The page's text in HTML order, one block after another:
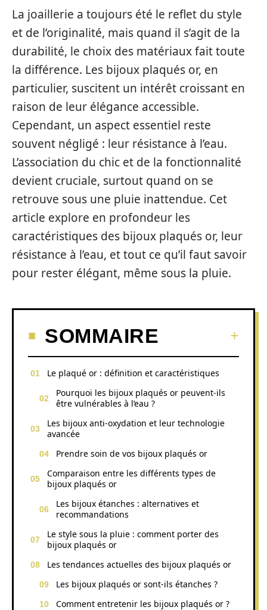
La joaillerie a toujours été le reflet du style
et de l’originalité, mais quand il s’agit de la
durabilité, le choix des matériaux fait toute
la différence. Les bijoux plaqués or, en
particulier, suscitent un intérêt croissant en
raison de leur élégance accessible.
Cependant, un aspect essentiel reste
souvent négligé : leur résistance à l’eau.
L’association du chic et de la fonctionnalité
devient cruciale, surtout quand on se
retrouve sous une pluie inattendue. Cet
article explore en profondeur les
caractéristiques des bijoux plaqués or, leur
résistance à l’eau, et tout ce qu’il faut savoir
pour rester élégant, même sous la pluie.
SOMMAIRE
Le plaqué or : définition et caractéristiques
Pourquoi les bijoux plaqués or peuvent-ils
être vulnérables à l’eau ?
Les bijoux anti-oxydation et leur technologie
avancée
Prendre soin de vos bijoux plaqués or
Comparaison entre les différents types de
bijoux plaqués or
Les bijoux étanches : alternatives et
recommandations
Le style sous la pluie : comment porter des
bijoux plaqués or
Les tendances actuelles des bijoux plaqués or
Les bijoux plaqués or sont-ils étanches ?
Comment entretenir les bijoux plaqués or ?